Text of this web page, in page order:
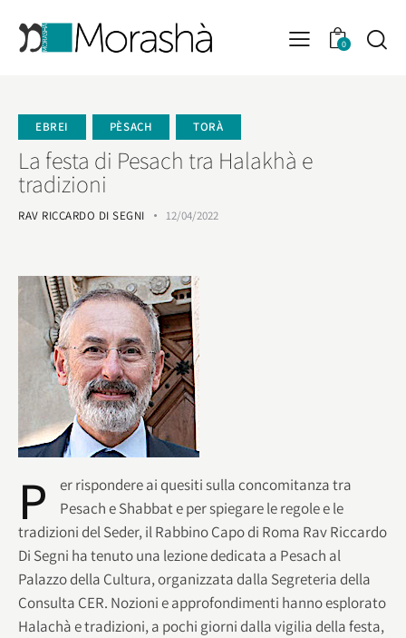
0
EBREI PÈSACH TORÀ
La festa di Pesach tra Halakhà e
tradizioni
RAV RICCARDO DI SEGNI 12/04/2022
P
er rispondere ai quesiti sulla concomitanza tra
Pesach e Shabbat e per spiegare le regole e le
tradizioni del Seder, il Rabbino Capo di Roma Rav Riccardo
Di Segni ha tenuto una lezione dedicata a Pesach al
Palazzo della Cultura, organizzata dalla Segreteria della
Consulta CER. Nozioni e approfondimenti hanno esplorato
Halachà e tradizioni, a pochi giorni dalla vigilia della festa,